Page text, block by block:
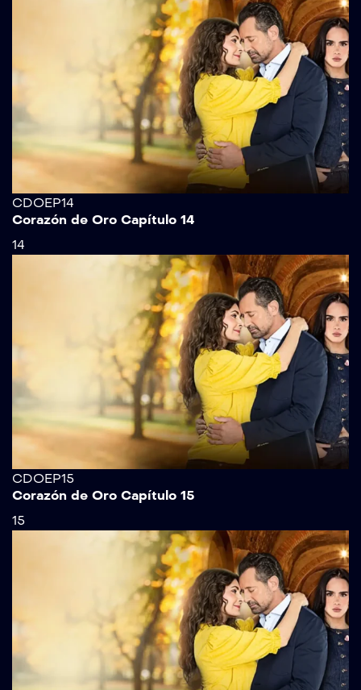
CDOEP14
Corazón de Oro Capítulo 14
14
CDOEP15
Corazón de Oro Capítulo 15
15